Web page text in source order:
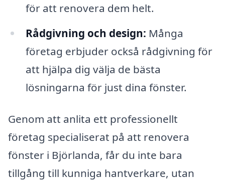
för att renovera dem helt.
Rådgivning och design: Många
företag erbjuder också rådgivning för
att hjälpa dig välja de bästa
lösningarna för just dina fönster.
Genom att anlita ett professionellt
företag specialiserat på att renovera
fönster i Björlanda, får du inte bara
tillgång till kunniga hantverkare, utan